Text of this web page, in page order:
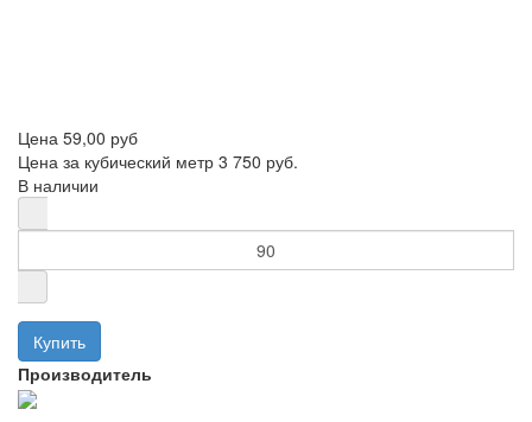
Цена 59,00 руб
Цена за кубический метр 3 750 руб.
В наличии
Производитель